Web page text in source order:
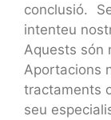
conclusió.
intenteu
Aquests són
Aportacions
tractaments
seu